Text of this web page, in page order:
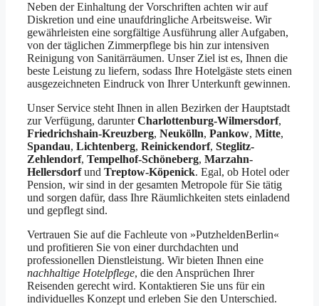
Neben der Einhaltung der Vorschriften achten wir auf
Diskretion und eine unaufdringliche Arbeitsweise. Wir
gewährleisten eine sorgfältige Ausführung aller Aufgaben,
von der täglichen Zimmerpflege bis hin zur intensiven
Reinigung von Sanitärräumen. Unser Ziel ist es, Ihnen die
beste Leistung zu liefern, sodass Ihre Hotelgäste stets einen
ausgezeichneten Eindruck von Ihrer Unterkunft gewinnen.
Unser Service steht Ihnen in allen Bezirken der Hauptstadt
zur Verfügung, darunterCharlottenburg-Wilmersdorf,
Friedrichshain-Kreuzberg, Neukölln, Pankow, Mitte,
Spandau, Lichtenberg, Reinickendorf, Steglitz-
Zehlendorf, Tempelhof-Schöneberg, Marzahn-
Hellersdorfund Treptow-Köpenick. Egal, ob Hotel oder
Pension, wir sind in der gesamten Metropole für Sie tätig
und sorgen dafür, dass Ihre Räumlichkeiten stets einladend
und gepflegt sind.
Vertrauen Sie auf die Fachleute von »PutzheldenBerlin«
und profitieren Sie von einer durchdachten und
professionellen Dienstleistung. Wir bieten Ihnen eine
nachhaltige Hotelpflege, die den Ansprüchen Ihrer
Reisenden gerecht wird. Kontaktieren Sie uns für ein
individuelles Konzept und erleben Sie den Unterschied.